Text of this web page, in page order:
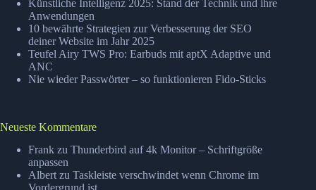
cent
–
oder
nicht?
Künstliche Intelligenz 2025: Stand der Technik und ihre
Anwendungen
10 bewährte Strategien zur Verbesserung der SEO
deiner Website im Jahr 2025
Teufel Airy TWS Pro: Earbuds mit aptX Adaptive und
ANC
Nie wieder Passwörter – so funktionieren Fido-Sticks
Neueste Kommentare
Frank zu Thunderbird auf 4k Monitor – Schriftgröße
anpassen
Albert zu Taskleiste verschwindet wenn Chrome im